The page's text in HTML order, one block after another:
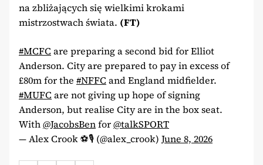
na zbliżających się wielkimi krokami
mistrzostwach świata. (FT)
#MCFC are preparing a second bid for Elliot
Anderson. City are prepared to pay in excess of
£80m for the #NFFC and England midfielder.
#MUFC are not giving up hope of signing
Anderson, but realise City are in the box seat.
With@JacobsBenfor@talkSPORT
— Alex Crook ⚽️🎙 (@alex_crook) June 8, 2026